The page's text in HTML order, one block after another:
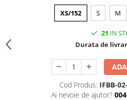
XS/152 S M
21 IN
Durata de
Cod Produs: IFBB-
Ai nevoie de ajutor?